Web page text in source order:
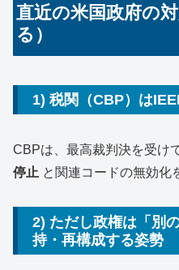
直近の米国政府の
る）
1) 税関（CBP）は
CBPは、最高裁判決を受け
停止 と関連コードの無効化
2) ただし政権は「別
持・再構成する姿勢